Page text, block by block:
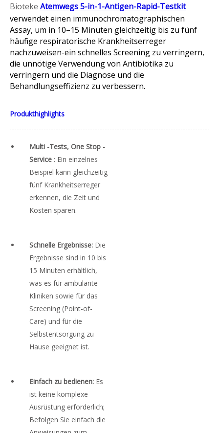
Bioteke Atemwegs 5-in-1-Antigen-Rapid-Testkit
verwendet einen immunochromatographischen
Assay, um in 10–15 Minuten gleichzeitig bis zu fünf
häufige respiratorische Krankheitserreger
nachzuweisen-ein schnelles Screening zu verringern,
die unnötige Verwendung von Antibiotika zu
verringern und die Diagnose und die
Behandlungseffizienz zu verbessern.
Produkthighlights
Multi -Tests, One Stop -
Service : Ein einzelnes
Beispiel kann gleichzeitig
fünf Krankheitserreger
erkennen, die Zeit und
Kosten sparen.
Schnelle Ergebnisse: Die
Ergebnisse sind in 10 bis
15 Minuten erhältlich,
was es für ambulante
Kliniken sowie für das
Screening (Point-of-
Care) und für die
Selbstentsorgung zu
Hause geeignet ist.
Einfach zu bedienen: Es
ist keine komplexe
Ausrüstung erforderlich;
Befolgen Sie einfach die